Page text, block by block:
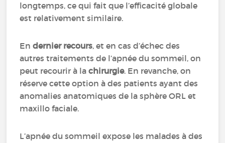
longtemps, ce qui fait que l’efficacité globale
est relativement similaire.
Endernier recours, et en cas d’échec des
autres traitements de l’apnée du sommeil, on
peut recourir à lachirurgie. En revanche, on
réserve cette option à des patients ayant des
anomalies anatomiques de la sphère ORL et
maxillo faciale.
L’apnée du sommeil expose les malades à des